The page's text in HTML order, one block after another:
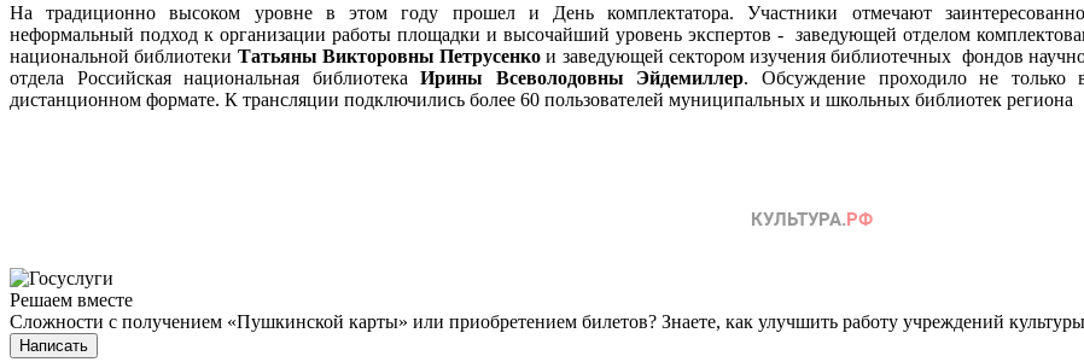
На традиционно высоком уровне в этом году прошел и День комплектатора. Участники отмечают
неформальный подход к организации работы площадки и высочайший уровень экспертов -заведующей отделом
национальной библиотеки Татьяны Викторовны Петрусенко и заведующей сектором изучения библиотечных фондов
отдела Российская национальная библиотекаИрины Всеволодовны Эйдемиллер. Обсуждение проходило не
дистанционном формате. К трансляции подключились более 60 пользователей муниципальных и школьных библиотек региона
Решаем вместе
Сложности с получением «Пушкинской карты» или приобретением билетов? Знаете, как улучшить работу учреждений
Написать